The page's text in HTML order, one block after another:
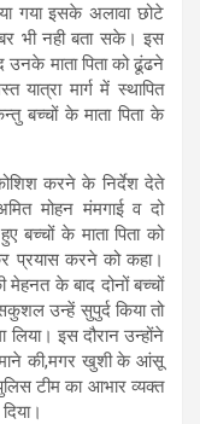
गया इसके अलावा छोटे
भी नही बता सके। इस
माता पिता को ढूंढने
यात्रा मार्ग में स्थापित
बच्चों के माता पिता के
करने के निर्देश देते
मोहन मंमगाई व दो
के माता पिता को
प्रयास करने को कहा।
मेहनत के बाद दोनों बच्चों
उन्हें सुपुर्द किया तो
इस दौरान उन्होंने
की,मगर खुशी के आंसू
टीम का आभार व्यक्त